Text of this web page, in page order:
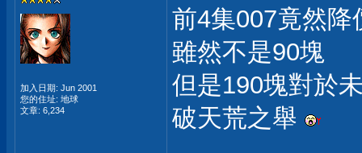
加入日期: Jun 2001
您的住址: 地球
文章: 6,234
前4集007竟然
雖然不是90塊
但是190塊對於
破天荒之舉